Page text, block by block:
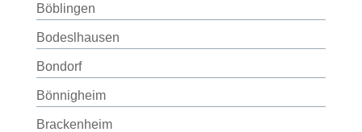
Böblingen
Bodeslhausen
Bondorf
Bönnigheim
Brackenheim